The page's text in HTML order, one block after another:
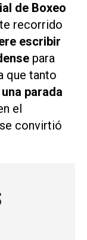
de Boxeo
recorrido
escribir
para
que tanto
parada
el
convirtió